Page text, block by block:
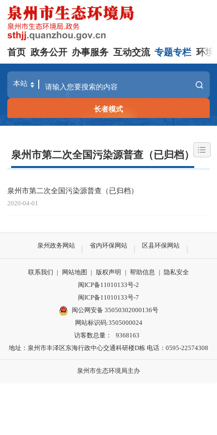
首页 政务公开 办事服务 互动交流 专题专栏 环境
长者模式
泉州市第二次全国污染源普查（已归档）
泉州市第二次全国污染源普查（已归档）
2020-04-01
泉州政务网站 省内环保网站 区县环保网站
联系我们 | 网站地图 | 版权声明 | 帮助信息 | 隐私安全
闽ICP备11010133号-2
闽ICP备11010133号-7
闽公网安备 35050302000136号
网站标识码:3505000024
访客数总量：
9368163
地址：泉州市丰泽区东海行政中心交通科研楼D栋 电话：0595-22574308
泉州市生态环境局主办